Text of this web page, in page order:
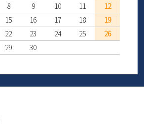
8 9 10 11
12
15 16 17 18
19
22 23 24 25
26
29 30